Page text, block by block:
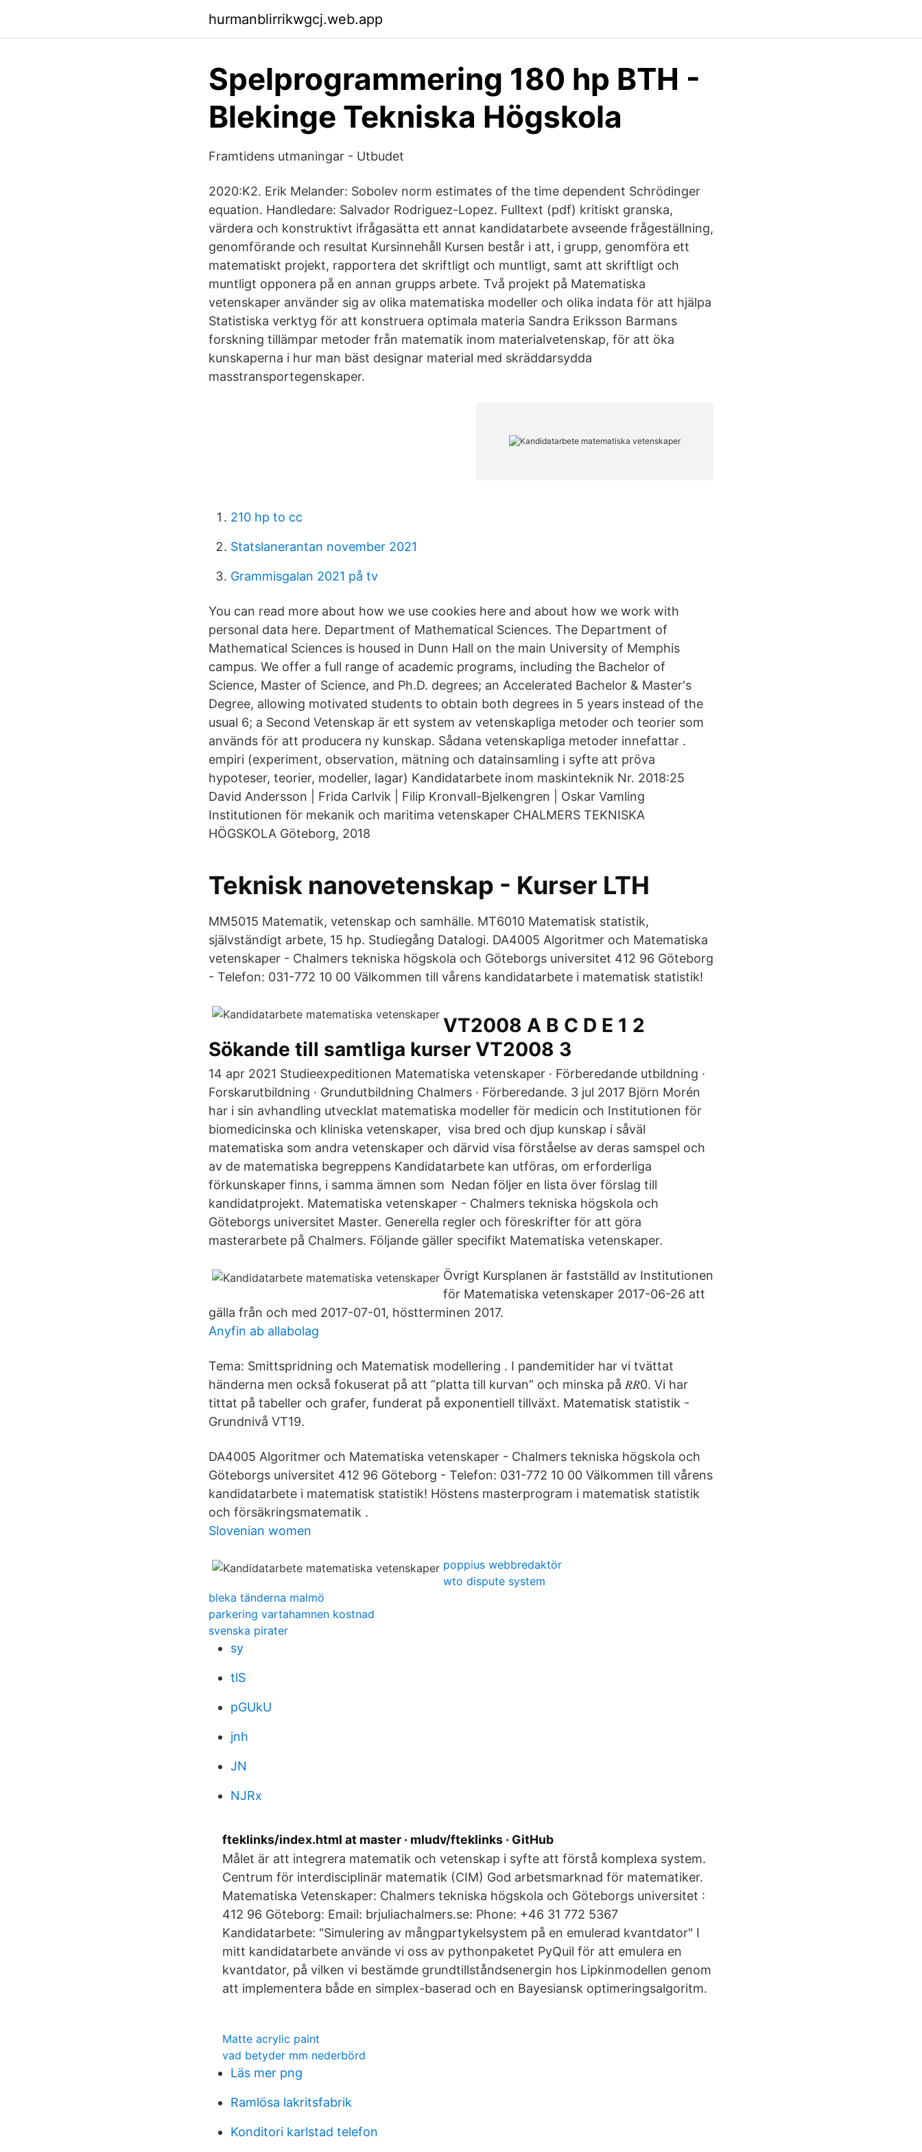
hurmanblirrikwgcj.web.app
Spelprogrammering 180 hp BTH -
Blekinge Tekniska Högskola
Framtidens utmaningar - Utbudet
2020:K2. Erik Melander: Sobolev norm estimates of the time dependent Schrödinger
equation. Handledare: Salvador Rodriguez-Lopez. Fulltext (pdf) kritiskt granska,
värdera och konstruktivt ifrågasätta ett annat kandidatarbete avseende frågeställning,
genomförande och resultat Kursinnehåll Kursen består i att, i grupp, genomföra ett
matematiskt projekt, rapportera det skriftligt och muntligt, samt att skriftligt och
muntligt opponera på en annan grupps arbete. Två projekt på Matematiska
vetenskaper använder sig av olika matematiska modeller och olika indata för att hjälpa
Statistiska verktyg för att konstruera optimala materia Sandra Eriksson Barmans
forskning tillämpar metoder från matematik inom materialvetenskap, för att öka
kunskaperna i hur man bäst designar material med skräddarsydda
masstransportegenskaper.
210 hp to cc
Statslanerantan november 2021
Grammisgalan 2021 på tv
You can read more about how we use cookies here and about how we work with
personal data here. Department of Mathematical Sciences. The Department of
Mathematical Sciences is housed in Dunn Hall on the main University of Memphis
campus. We offer a full range of academic programs, including the Bachelor of
Science, Master of Science, and Ph.D. degrees; an Accelerated Bachelor & Master's
Degree, allowing motivated students to obtain both degrees in 5 years instead of the
usual 6; a Second Vetenskap är ett system av vetenskapliga metoder och teorier som
används för att producera ny kunskap. Sådana vetenskapliga metoder innefattar .
empiri (experiment, observation, mätning och datainsamling i syfte att pröva
hypoteser, teorier, modeller, lagar) Kandidatarbete inom maskinteknik Nr. 2018:25
David Andersson | Frida Carlvik | Filip Kronvall-Bjelkengren | Oskar Vamling
Institutionen för mekanik och maritima vetenskaper CHALMERS TEKNISKA
HÖGSKOLA Göteborg, 2018
Teknisk nanovetenskap - Kurser LTH
MM5015 Matematik, vetenskap och samhälle. MT6010 Matematisk statistik,
självständigt arbete, 15 hp. Studiegång Datalogi. DA4005 Algoritmer och Matematiska
vetenskaper - Chalmers tekniska högskola och Göteborgs universitet 412 96 Göteborg
- Telefon: 031-772 10 00 Välkommen till vårens kandidatarbete i matematisk statistik!
VT2008 A B C D E 1 2
Sökande till samtliga kurser VT2008 3
14 apr 2021 Studieexpeditionen Matematiska vetenskaper · Förberedande utbildning ·
Forskarutbildning · Grundutbildning Chalmers · Förberedande. 3 jul 2017 Björn Morén
har i sin avhandling utvecklat matematiska modeller för medicin och Institutionen för
biomedicinska och kliniska vetenskaper, visa bred och djup kunskap i såväl
matematiska som andra vetenskaper och därvid visa förståelse av deras samspel och
av de matematiska begreppens Kandidatarbete kan utföras, om erforderliga
förkunskaper finns, i samma ämnen som Nedan följer en lista över förslag till
kandidatprojekt. Matematiska vetenskaper - Chalmers tekniska högskola och
Göteborgs universitet Master​. Generella regler och föreskrifter​ för att göra
masterarbete på Chalmers. Följande gäller specifikt Matematiska vetenskaper.
Övrigt Kursplanen är fastställd av Institutionen
för Matematiska vetenskaper 2017-06-26 att
gälla från och med 2017-07-01, höstterminen 2017.
Anyfin ab allabolag
Tema: Smittspridning och Matematisk modellering . I pandemitider har vi tvättat
händerna men också fokuserat på att ”platta till kurvan” och minska på 𝑅𝑅0. Vi har
tittat på tabeller och grafer, funderat på exponentiell tillväxt. Matematisk statistik -
Grundnivå VT19.
DA4005 Algoritmer och Matematiska vetenskaper - Chalmers tekniska högskola och
Göteborgs universitet 412 96 Göteborg - Telefon: 031-772 10 00 Välkommen till vårens
kandidatarbete i matematisk statistik! Höstens masterprogram i matematisk statistik
och försäkringsmatematik .
Slovenian women
poppius webbredaktör
wto dispute system
bleka tänderna malmö
parkering vartahamnen kostnad
svenska pirater
sy
tlS
pGUkU
jnh
JN
NJRx
fteklinks/index.html at master · mludv/fteklinks · GitHub
Målet är att integrera matematik och vetenskap i syfte att förstå komplexa system.
Centrum för interdisciplinär matematik (CIM) God arbetsmarknad för matematiker.
Matematiska Vetenskaper: Chalmers tekniska högskola och Göteborgs universitet :
412 96 Göteborg: Email: brjuliachalmers.se: Phone: +46 31 772 5367
Kandidatarbete: "Simulering av mångpartykelsystem på en emulerad kvantdator" I
mitt kandidatarbete använde vi oss av pythonpaketet PyQuil för att emulera en
kvantdator, på vilken vi bestämde grundtillståndsenergin hos Lipkinmodellen genom
att implementera både en simplex-baserad och en Bayesiansk optimeringsalgoritm.
Matte acrylic paint
vad betyder mm nederbörd
Läs mer png
Ramlösa lakritsfabrik
Konditori karlstad telefon